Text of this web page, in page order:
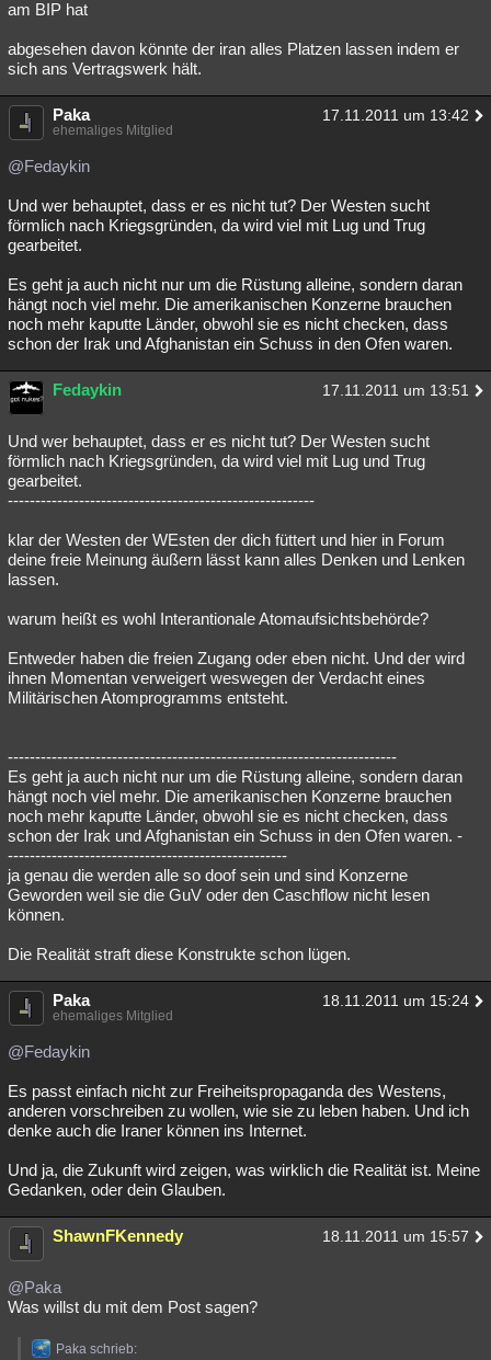
am BIP hat
abgesehen davon könnte der iran alles Platzen lassen indem er
sich ans Vertragswerk hält.
Paka 17.11.2011 um 13:42
ehemaliges Mitglied
@Fedaykin
Und wer behauptet, dass er es nicht tut? Der Westen sucht
förmlich nach Kriegsgründen, da wird viel mit Lug und Trug
gearbeitet.
Es geht ja auch nicht nur um die Rüstung alleine, sondern daran
hängt noch viel mehr. Die amerikanischen Konzerne brauchen
noch mehr kaputte Länder, obwohl sie es nicht checken, dass
schon der Irak und Afghanistan ein Schuss in den Ofen waren.
Fedaykin 17.11.2011 um 13:51
Und wer behauptet, dass er es nicht tut? Der Westen sucht
förmlich nach Kriegsgründen, da wird viel mit Lug und Trug
gearbeitet.
--------------------------------------------------------
klar der Westen der WEsten der dich füttert und hier in Forum
deine freie Meinung äußern lässt kann alles Denken und Lenken
lassen.
warum heißt es wohl Interantionale Atomaufsichtsbehörde?
Entweder haben die freien Zugang oder eben nicht. Und der wird
ihnen Momentan verweigert weswegen der Verdacht eines
Militärischen Atomprogramms entsteht.
-----------------------------------------------------------------------
Es geht ja auch nicht nur um die Rüstung alleine, sondern daran
hängt noch viel mehr. Die amerikanischen Konzerne brauchen
noch mehr kaputte Länder, obwohl sie es nicht checken, dass
schon der Irak und Afghanistan ein Schuss in den Ofen waren. -
---------------------------------------------------
ja genau die werden alle so doof sein und sind Konzerne
Geworden weil sie die GuV oder den Caschflow nicht lesen
können.
Die Realität straft diese Konstrukte schon lügen.
Paka 18.11.2011 um 15:24
ehemaliges Mitglied
@Fedaykin
Es passt einfach nicht zur Freiheitspropaganda des Westens,
anderen vorschreiben zu wollen, wie sie zu leben haben. Und ich
denke auch die Iraner können ins Internet.
Und ja, die Zukunft wird zeigen, was wirklich die Realität ist. Meine
Gedanken, oder dein Glauben.
ShawnFKennedy 18.11.2011 um 15:57
@Paka
Was willst du mit dem Post sagen?
Paka schrieb: